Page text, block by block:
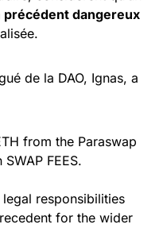
dangereux
de la DAO, Ignas, a
from the Paraswap
FEES.
responsibilities
for the wider